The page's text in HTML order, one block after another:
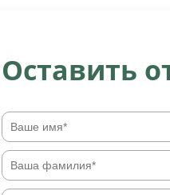
Оставить